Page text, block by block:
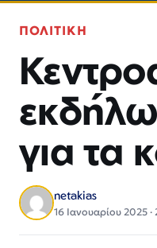
ΠΟΛΙΤΙΚΗ
για τα
netakias
16 Ιανουαρίου 2025